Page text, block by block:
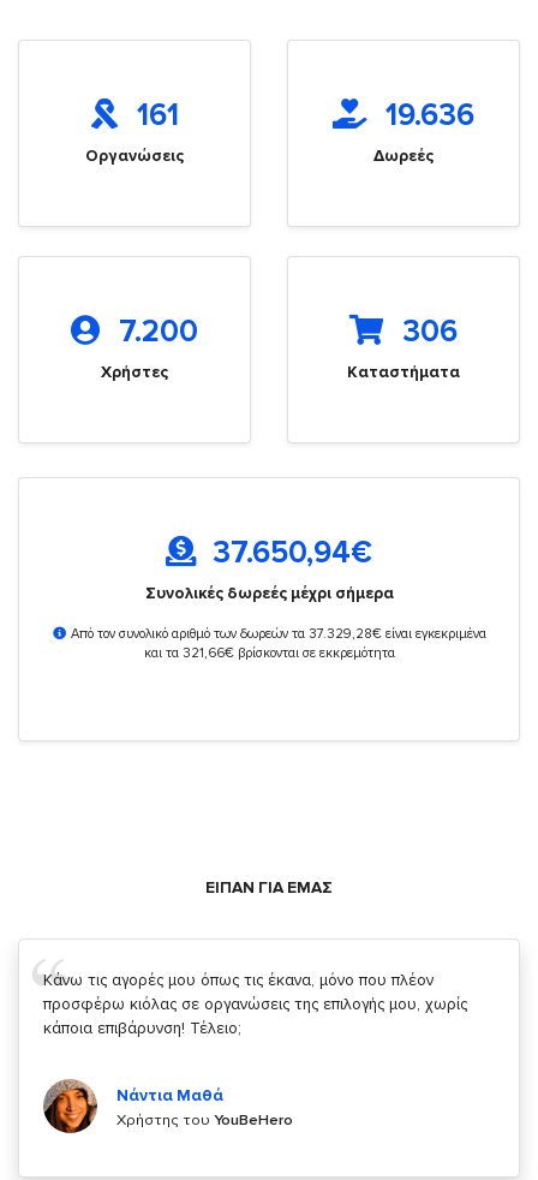
161
Οργανώσεις
19.636
Δωρεές
7.200
Χρήστες
306
Καταστήματα
37.650,94€
Συνολικές δωρεές μέχρι σήμερα
Από τον συνολικό αριθμό των δωρεών τα 37.329,28€ είναι εγκεκριμένα
και τα 321,66€ βρίσκονται σε εκκρεμότητα
ΕΙΠΑΝ ΓΙΑ ΕΜΑΣ
Σας ευχαριστώ που μας δίνετε την δυνατότητα να κάνουμε
κάτι!
Χρήστης τουYouBeHero